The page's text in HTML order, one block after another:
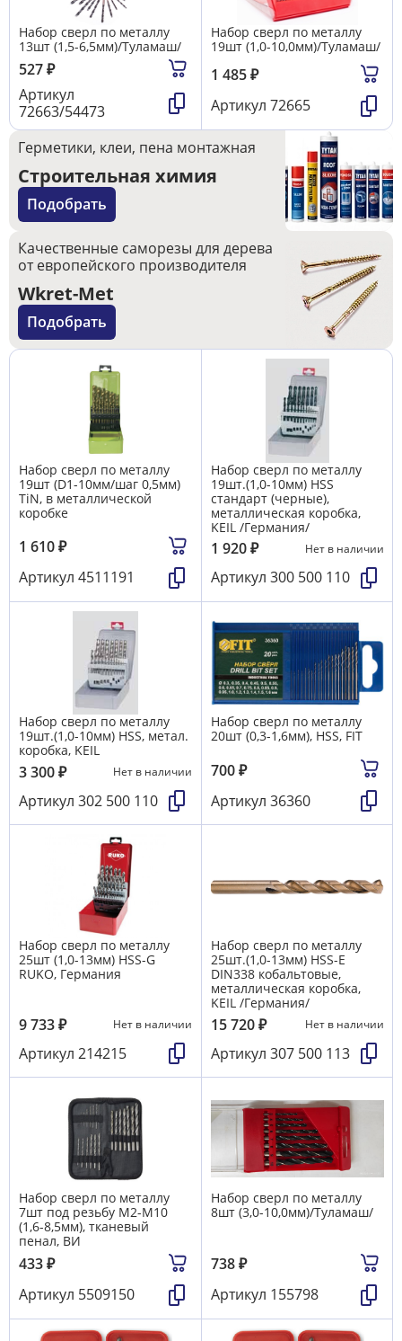
Набор сверл по металлу
13шт (1,5-6,5мм)/Туламаш/
527₽
Артикул
72663/54473
Набор сверл по металлу
19шт (1,0-10,0мм)/Туламаш/
1 485₽
Артикул 72665
Герметики, клеи, пена монтажная
Строительная химия
Подобрать
Качественные саморезы для дерева
от европейского производителя
Wkret-Met
Подобрать
Набор сверл по металлу
19шт (D1-10мм/шаг 0,5мм)
TiN, в металлической
коробке
1 610₽
Артикул 4511191
Набор сверл по металлу
19шт.(1,0-10мм) HSS
стандарт (черные),
металлическая коробка,
KEIL /Германия/
1 920₽ Нет в наличии
Артикул 300 500 110
Набор сверл по металлу
19шт.(1,0-10мм) HSS, метал.
коробка, KEIL
3 300₽ Нет в наличии
Артикул 302 500 110
Набор сверл по металлу
20шт (0,3-1,6мм), HSS, FIT
700₽
Артикул 36360
Набор сверл по металлу
25шт (1,0-13мм) HSS-G
RUKO, Германия
9 733₽ Нет в наличии
Артикул 214215
Набор сверл по металлу
25шт.(1,0-13мм) HSS-Е
DIN338 кобальтовые,
металлическая коробка,
KEIL /Германия/
15 720₽ Нет в наличии
Артикул 307 500 113
Набор сверл по металлу
7шт под резьбу М2-М10
(1,6-8,5мм), тканевый
пенал, ВИ
433₽
Артикул 5509150
Набор сверл по металлу
8шт (3,0-10,0мм)/Туламаш/
738₽
Артикул 155798